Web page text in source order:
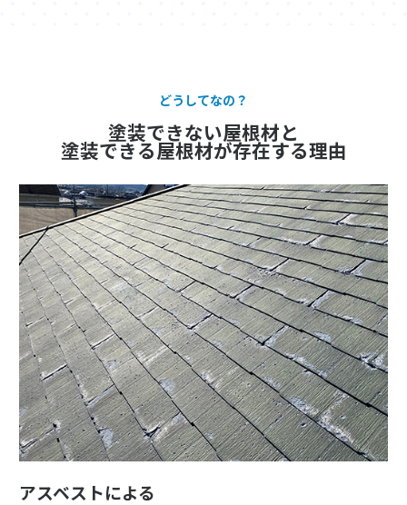
どうしてなの？
塗装できない屋根材と
塗装できる屋根材が存在する理由
アスベストによる